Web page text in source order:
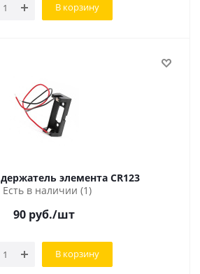
В корзину
BH1x123A держатель элемента CR123
Есть в наличии (1)
90 руб./шт
В корзину